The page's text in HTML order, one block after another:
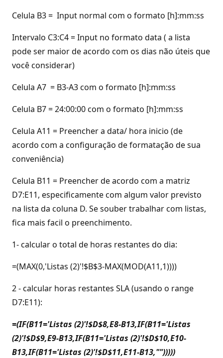
Celula B3 = Input normal com o formato [h]:mm:ss
Intervalo C3:C4 = Input no formato data ( a lista
pode ser maior de acordo com os dias não úteis que
você considerar)
Celula A7 = B3-A3 com o formato [h]:mm:ss
Celula B7 = 24:00:00 com o formato [h]:mm:ss
Celula A11 = Preencher a data/ hora inicio (de
acordo com a configuração de formatação de sua
conveniência)
Celula B11 = Preencher de acordo com a matriz
D7:E11, especificamente com algum valor previsto
na lista da coluna D. Se souber trabalhar com listas,
fica mais facil o preenchimento.
1- calcular o total de horas restantes do dia:
=(MAX(0,'Listas (2)'!$B$3-MAX(MOD(A11,1))))
2 - calcular horas restantes SLA (usando o range
D7:E11):
=(IF(B11='Listas (2)'!$D$8,E8-B13,IF(B11='Listas
(2)'!$D$9,E9-B13,IF(B11='Listas (2)'!$D$10,E10-
B13,IF(B11='Listas (2)'!$D$11,E11-B13,"")))))